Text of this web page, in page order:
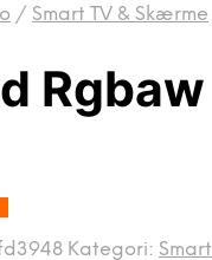
/ Smart TV & Skærme
Kategori: